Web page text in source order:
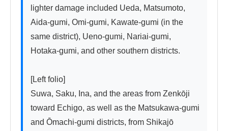
lighter damage included Ueda, Matsumoto,
Aida-gumi, Omi-gumi, Kawate-gumi (in the
same district), Ueno-gumi, Nariai-gumi,
Hotaka-gumi, and other southern districts.
[Left folio]
Suwa, Saku, Ina, and the areas from Zenkōji
toward Echigo, as well as the Matsukawa-gumi
and Ōmachi-gumi districts, from Shikajō